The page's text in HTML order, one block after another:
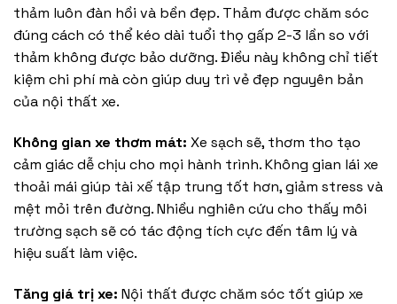
thảm luôn đàn hồi và bền đẹp. Thảm được chăm sóc
đúng cách có thể kéo dài tuổi thọ gấp 2-3 lần so với
thảm không được bảo dưỡng. Điều này không chỉ tiết
kiệm chi phí mà còn giúp duy trì vẻ đẹp nguyên bản
của nội thất xe.
Không gian xe thơm mát: Xe sạch sẽ, thơm tho tạo
cảm giác dễ chịu cho mọi hành trình. Không gian lái xe
thoải mái giúp tài xế tập trung tốt hơn, giảm stress và
mệt mỏi trên đường. Nhiều nghiên cứu cho thấy môi
trường sạch sẽ có tác động tích cực đến tâm lý và
hiệu suất làm việc.
Tăng giá trị xe: Nội thất được chăm sóc tốt giúp xe